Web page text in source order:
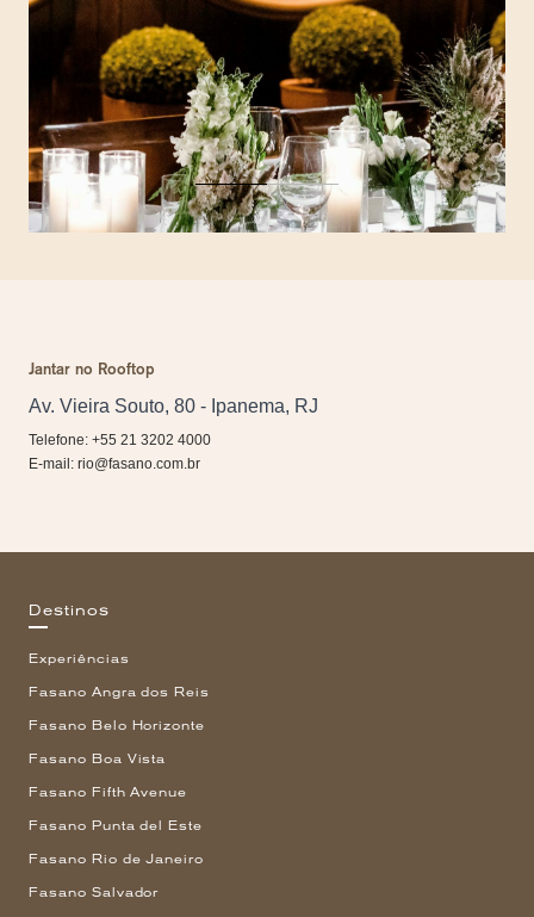
Jantar no Rooftop
Av. Vieira Souto, 80 - Ipanema, RJ
Telefone: +55 21 3202 4000
E-mail: rio@fasano.com.br
Destinos
Experiências
Fasano Angra dos Reis
Fasano Belo Horizonte
Fasano Boa Vista
Fasano Fifth Avenue
Fasano Punta del Este
Fasano Rio de Janeiro
Fasano Salvador